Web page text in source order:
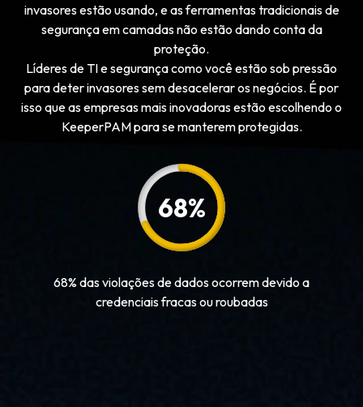
invasores estão usando, e as ferramentas tradicionais de
segurança em camadas não estão dando conta da
proteção.
Líderes de TI e segurança como você estão sob pressão
para deter invasores sem desacelerar os negócios. É por
isso que as empresas mais inovadoras estão escolhendo o
KeeperPAM para se manterem protegidas.
68%
68% das violações de dados ocorrem devido a
credenciais fracas ou roubadas